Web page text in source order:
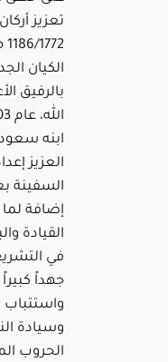
تعزيز
الكيان
بالرفيق
ابنه
العزيز
السفينة
إضافة
القيادة
في
جهداً
واستتباب
وسيادة
الحروب